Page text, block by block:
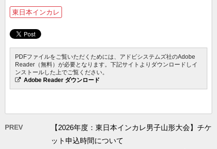
東日本インカレ
PDFファイルをご覧いただくためには、アドビシステムズ社のAdobe
Reader（無料）が必要となります。下記サイトよりダウンロードしイ
ンストールした上でご覧ください。
Adobe Reader ダウンロード
PREV
【2026年度：東日本インカレ男子山形大会】チケ
ット申込時間について